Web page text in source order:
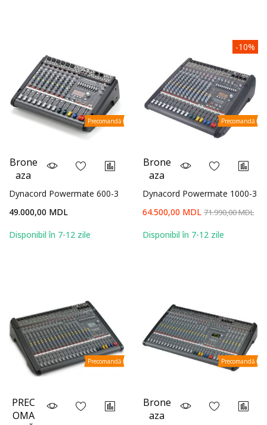
Precomandă
Brone
aza
Dynacord Powermate 600-3
49.000,00 MDL
Disponibil în 7-12 zile
Precomandă
-10%
Brone
aza
Dynacord Powermate 1000-3
64.500,00 MDL 71.990,00 MDL
Disponibil în 7-12 zile
Precomandă
PREC
OMA
Precomandă
Brone
aza